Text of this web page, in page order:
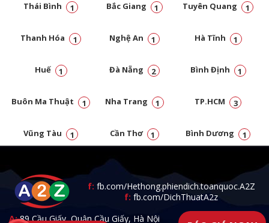
Thái Bình 1 Bắc Giang 1 Tuyên Quang 1
Thanh Hóa 1 Nghệ An 1 Hà Tĩnh 1
Huế 1 Đà Nẵng 2 Bình Định 1
Buôn Ma Thuật 1 Nha Trang 1 TP.HCM 3
Vũng Tàu 1 Cần Thơ 1 Bình Dương 1
f: fb.com/Hethong.phiendich.toanquoc.A2Z
f: fb.com/DichThuatA2z
A:89 Cầu Giấy, Quận Cầu Giấy, Hà Nội